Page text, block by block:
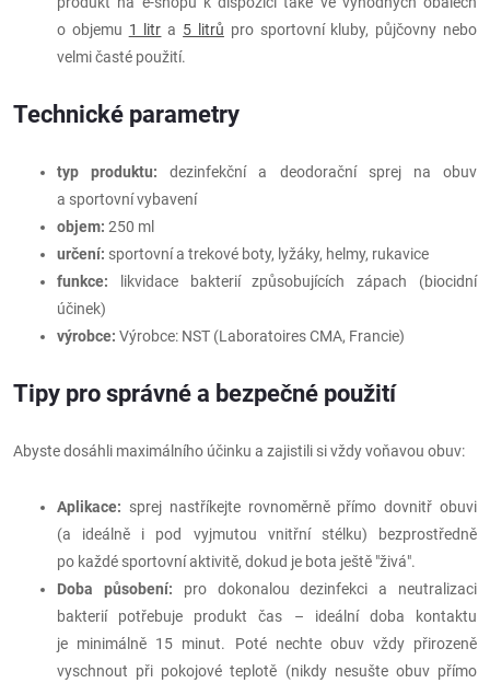
o objemu 1 litr a 5 litrů pro sportovní kluby, půjčovny nebo
velmi časté použití.
Technické parametry
typ produktu: dezinfekční a deodorační sprej na obuv
a sportovní vybavení
objem: 250 ml
určení: sportovní a trekové boty, lyžáky, helmy, rukavice
funkce: likvidace bakterií způsobujících zápach (biocidní
účinek)
výrobce: Výrobce: NST (Laboratoires CMA, Francie)
Tipy pro správné a bezpečné použití
Abyste dosáhli maximálního účinku a zajistili si vždy voňavou obuv:
Aplikace: sprej nastříkejte rovnoměrně přímo dovnitř obuvi
(a ideálně i pod vyjmutou vnitřní stélku) bezprostředně
po každé sportovní aktivitě, dokud je bota ještě "živá".
Doba působení: pro dokonalou dezinfekci a neutralizaci
bakterií potřebuje produkt čas – ideální doba kontaktu
je minimálně 15 minut. Poté nechte obuv vždy přirozeně
vyschnout při pokojové teplotě (nikdy nesušte obuv přímo